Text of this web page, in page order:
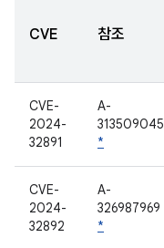
CVE 참조
CVE-
2024-
32891
A-
313509045
*
CVE-
2024-
32892
A-
326987969
*